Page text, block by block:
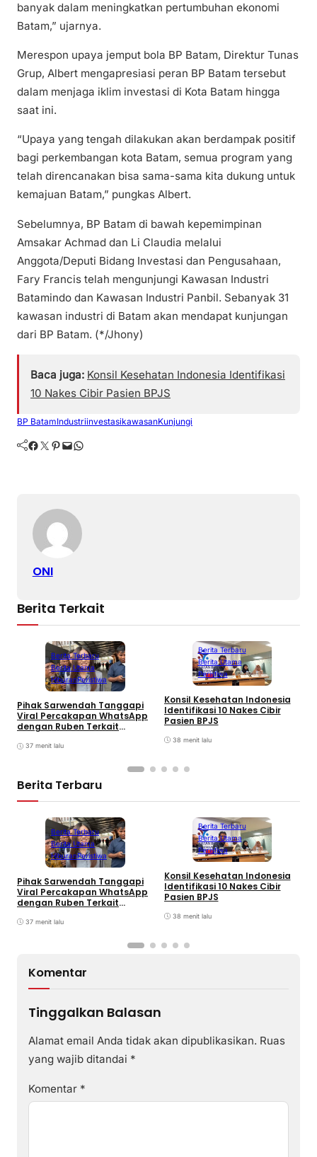
banyak dalam meningkatkan pertumbuhan ekonomi
Batam,” ujarnya.
Merespon upaya jemput bola BP Batam, Direktur Tunas
Grup, Albert mengapresiasi peran BP Batam tersebut
dalam menjaga iklim investasi di Kota Batam hingga
saat ini.
“Upaya yang tengah dilakukan akan berdampak positif
bagi perkembangan kota Batam, semua program yang
telah direncanakan bisa sama-sama kita dukung untuk
kemajuan Batam,” pungkas Albert.
Sebelumnya, BP Batam di bawah kepemimpinan
Amsakar Achmad dan Li Claudia melalui
Anggota/Deputi Bidang Investasi dan Pengusahaan,
Fary Francis telah mengunjungi Kawasan Industri
Batamindo dan Kawasan Industri Panbil. Sebanyak 31
kawasan industri di Batam akan mendapat kunjungan
dari BP Batam. (*/Jhony)
Baca juga: Konsil Kesehatan Indonesia Identifikasi
10 Nakes Cibir Pasien BPJS
BP BatamIndustriinvestasikawasanKunjungi
Facebook Twitter Pinterest Mail WhatsApp
ONI
Berita Terkait
Berita Terbaru
Berita Utama
HiburanPeristiwa
Pihak Sarwendah Tanggapi
Viral Percakapan WhatsApp
dengan Ruben Terkait
37 menit lalu
Berita Terbaru
Berita Utama
Peristiwa
Konsil Kesehatan Indonesia
Identifikasi 10 Nakes Cibir
Pasien BPJS
38 menit lalu
Berita Terbaru
Berita Terbaru
Berita Utama
HiburanPeristiwa
Pihak Sarwendah Tanggapi
Viral Percakapan WhatsApp
dengan Ruben Terkait
37 menit lalu
Berita Terbaru
Berita Utama
Peristiwa
Konsil Kesehatan Indonesia
Identifikasi 10 Nakes Cibir
Pasien BPJS
38 menit lalu
Komentar
Tinggalkan Balasan
Alamat email Anda tidak akan dipublikasikan. Ruas
yang wajib ditandai *
Komentar *